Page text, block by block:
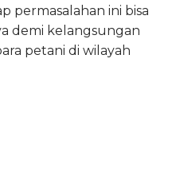
permasalahan ini bisa
demi kelangsungan
petani di wilayah